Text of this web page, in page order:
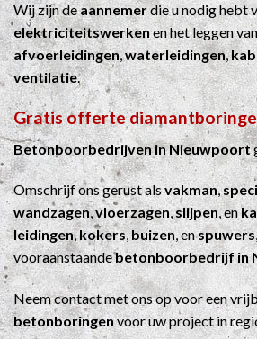
Wij zijn deaannemerdie u nodig hebt
elektriciteitswerkenen het leggen
afvoerleidingen,waterleidingen,
ventilatie.
Gratis offerte
Betonboorbedrijven in Nieuwpoort
Omschrijf ons gerust alsvakman,
wandzagen,vloerzagen,slijpen, en
leidingen,kokers,buizen, enspuwers
vooraanstaandebetonboorbedrijf in
Neem contact met ons op voor een
betonboringenvoor uw project in